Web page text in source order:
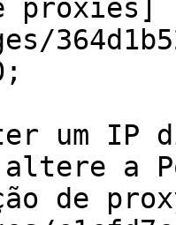
proxies]
um IP
a
de